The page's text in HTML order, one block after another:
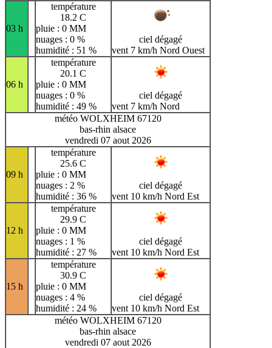
03 h
température
18.2 C
pluie : 0 MM
nuages : 0 %
humidité : 51 %
ciel dégagé
vent 7 km/h Nord Ouest
06 h
température
20.1 C
pluie : 0 MM
nuages : 0 %
humidité : 49 %
ciel dégagé
vent 7 km/h Nord
météo WOLXHEIM 67120
bas-rhin alsace
vendredi 07 aout 2026
09 h
température
25.6 C
pluie : 0 MM
nuages : 2 %
humidité : 36 %
ciel dégagé
vent 10 km/h Nord Est
12 h
température
29.9 C
pluie : 0 MM
nuages : 1 %
humidité : 27 %
ciel dégagé
vent 10 km/h Nord Est
15 h
température
30.9 C
pluie : 0 MM
nuages : 4 %
humidité : 24 %
ciel dégagé
vent 10 km/h Nord Est
météo WOLXHEIM 67120
bas-rhin alsace
vendredi 07 aout 2026